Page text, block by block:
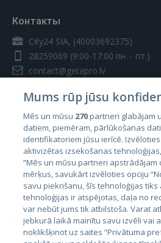
Контакты
City24 SIA, (40003692375)
28259069 (9:00-17:00 пн. - пт.)
contact@getapro.lv
Страны
Эстония
Латвия
Литва
Mums rūp jūsu
Mēs un mūsu 270partneri glabājam
datiem, piemēram, pārlūkošanas
identifikatoriem jūsu ierīcē. Izvēloties
aktivizētas izsekošanas
“Mēs un mūsu partneri apstrādājam
mērķus, savukārt izvēloties opciju
savu piekrišanu, šīs tehnoloģijas
tehnoloģijas ir atspējotas, daļa no
var nebūt jums tik atbilstoša. Varat
jebkurā laikā mainītu savu izvēli vai
noklikšķinot uz saites “Privātuma